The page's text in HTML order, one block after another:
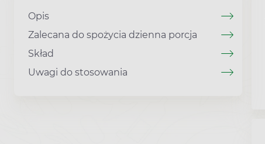
Opis
Zalecana do spożycia dzienna porcja
Skład
Uwagi do stosowania